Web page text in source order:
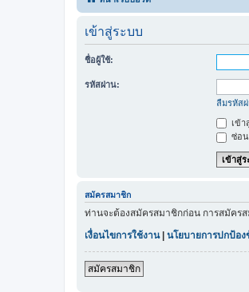
เข้าสู่ระบบ
ชื่อผู้ใช้:
รหัสผ่าน:
ลืมรหัส
เข้
ซ่อ
สมัครสมาชิก
ท่านจะต้องสมัครสมาชิกก่อน การสมัคร
เงื่อนไขการใช้งาน| นโยบายการปกป้อ
สมัครสมาชิก